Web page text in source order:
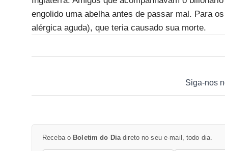
engolido uma abelha antes de passar mal. Para
alérgica aguda), que teria causado sua morte.
Siga-nos
Receba o Boletim do Dia direto no seu e-mail, todo dia.